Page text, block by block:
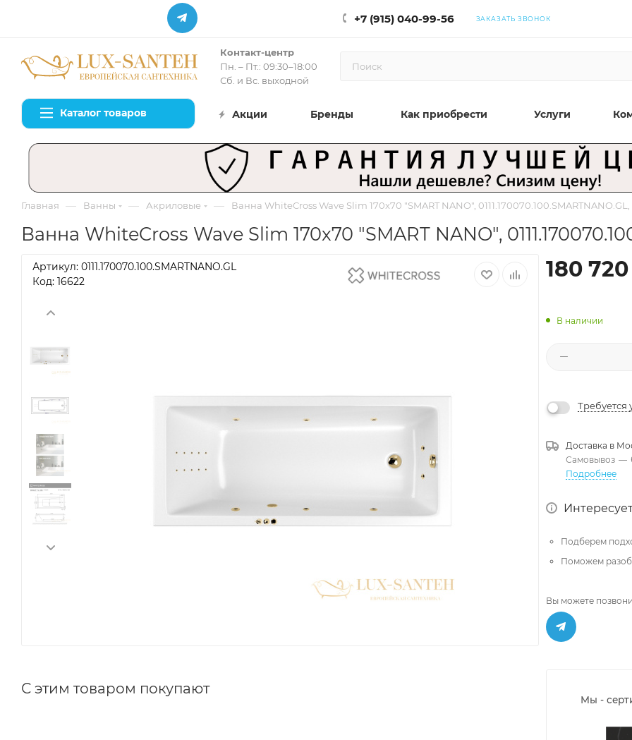
+7 (915) 040-99-56 ЗАКАЗАТЬ ЗВОНОК
Контакт-центр
Пн. – Пт.: 09:30–18:00
Сб. и Вс. выходной
Каталог товаров Акции Бренды Как приобрести Услуги
Главная — Ванны — Акриловые — Ванна WhiteCross Wave Slim 170x70 "SMART NANO",
Ванна WhiteCross Wave Slim 170x70 "SMART NANO",
Артикул: 0111.170070.100.SMARTNANO.GL
Код: 16622
С этим товаром покупают
180 720
В наличии
Требуется
Доставка в
Самовывоз —
Подробнее
Подберем
Поможем
Вы можете
Мы -